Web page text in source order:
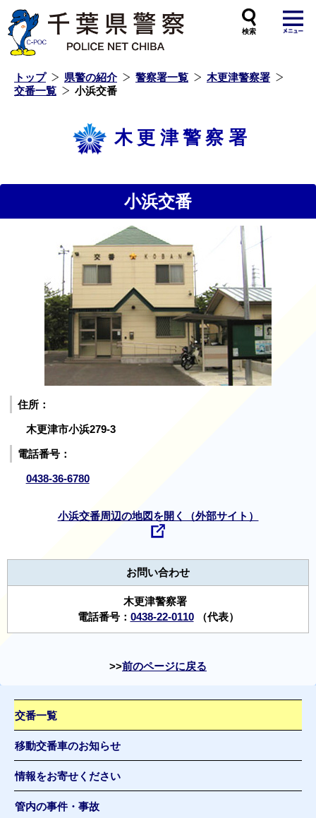
トップ 県警の紹介 警察署一覧
木更津警察署
交番一覧
小浜交番
木更津警察署
小浜交番
住所：
木更津市小浜279-3
電話番号：
0438-36-6780
小浜交番周辺の地図を開く（外部サイト）
お問い合わせ
木更津警察署
電話番号： 0438-22-0110（代表）
前のページに戻る
交番一覧
移動交番車のお知らせ
情報をお寄せください
管内の事件・事故